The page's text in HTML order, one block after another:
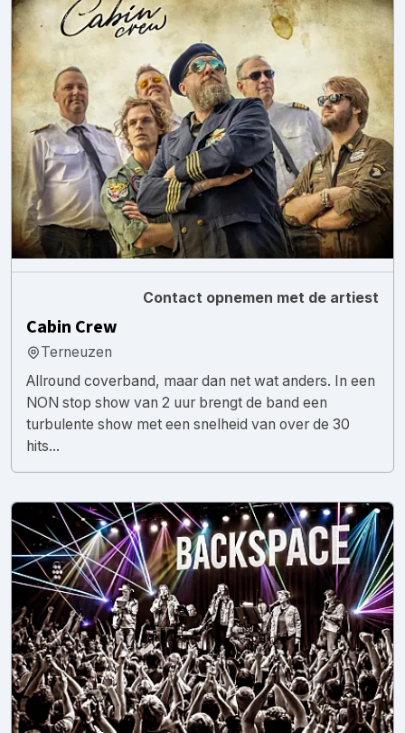
Contact opnemen met de artiest
Cabin Crew
Terneuzen
Allround coverband, maar dan net wat anders. In een
NON stop show van 2 uur brengt de band een
turbulente show met een snelheid van over de 30
hits...